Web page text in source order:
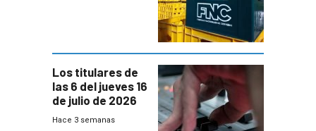
Los titulares de
las 6 del jueves 16
de julio de 2026
Hace 3 semanas